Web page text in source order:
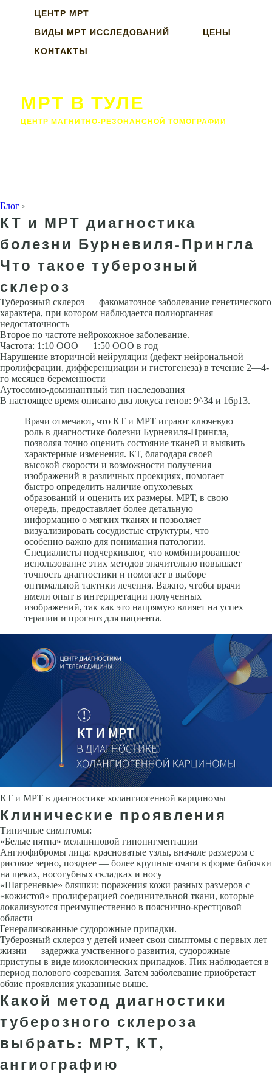
ЦЕНТР МРТ
ВИДЫ МРТ ИССЛЕДОВАНИЙ
ЦЕНЫ
КОНТАКТЫ
МРТ В ТУЛЕ
ЦЕНТР МАГНИТНО-РЕЗОНАНСНОЙ ТОМОГРАФИИ
Блог ›
КТ и МРТ диагностика
болезни Бурневиля-Прингла
Что такое туберозный
склероз
Туберозный склероз — факоматозное заболевание генетического
характера, при котором наблюдается полиорганная
недостаточность
Второе по частоте нейрокожное за­болевание.
Частота: 1:10 ООО — 1:50 ООО в год
Нарушение вторичной нейруляции (дефект нейрональной
пролиферации, дифференциации и гистогенеза) в течение 2—4-
го месяцев беременности
Аутосомно-доминантный тип наследования
В настоящее время описано два локуса генов: 9^34 и 16р13.
Врачи отмечают, что КТ и МРТ играют ключевую
роль в диагностике болезни Бурневиля-Прингла,
позволяя точно оценить состояние тканей и выявить
характерные изменения. КТ, благодаря своей
высокой скорости и возможности получения
изображений в различных проекциях, помогает
быстро определить наличие опухолевых
образований и оценить их размеры. МРТ, в свою
очередь, предоставляет более детальную
информацию о мягких тканях и позволяет
визуализировать сосудистые структуры, что
особенно важно для понимания патологии.
Специалисты подчеркивают, что комбинированное
использование этих методов значительно повышает
точность диагностики и помогает в выборе
оптимальной тактики лечения. Важно, чтобы врачи
имели опыт в интерпретации полученных
изображений, так как это напрямую влияет на успех
терапии и прогноз для пациента.
КТ и МРТ в диагностике холангиогенной карциномы
Клинические проявления
Типичные симптомы:
«Белые пятна» меланиновой гипопигментации
Ангиофибромы лица: крас­новатые узлы, вначале размером с
рисовое зерно, позднее — более крупные очаги в форме бабочки
на щеках, носогубных складках и носу
«Шагре­невые» бляшки: поражения кожи разных размеров с
«кожистой» пролифе­рацией соединительной ткани, которые
локализуются преимущественно в пояснично-крестцовой
области
Генерализованные судорожные припадки.
Туберозный склероз у детей имеет свои симптомы с первых лет
жизни — задержка умственного развития, судорожные
приступы в виде миоклоических припадков. Пик наблюдается в
период полового созревания. Затем заболевание приобретает
обзие проявления указанные выше.
Какой метод диагностики
туберозного склероза
выбрать: МРТ, КТ,
ангиографию